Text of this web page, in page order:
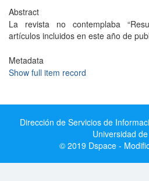
Abstract
La revista no contemplaba
artículos incluidos en este año de
Metadata
Show full item record
Dirección de Servicios de
Universidad
© 2019 Dspace -